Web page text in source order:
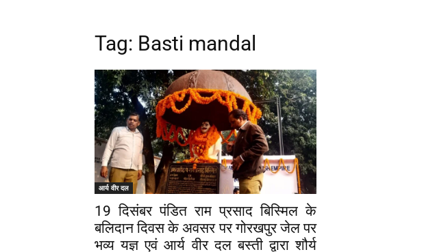
Tag: Basti mandal
आर्य वीर दल
19 दिसंबर पंडित राम प्रसाद बिस्मिल के
बलिदान दिवस के अवसर पर गोरखपुर जेल पर
भव्य यज्ञ एवं आर्य वीर दल बस्ती द्वारा शौर्य